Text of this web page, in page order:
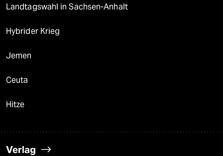
Landtagswahl in Sachsen-Anhalt
Hybrider Krieg
Jemen
Ceuta
Hitze
Verlag